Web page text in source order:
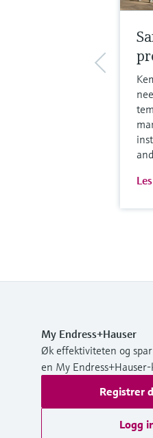
My Endress+Hauser
Øk effektiviteten og
en My
Registrer
Logg